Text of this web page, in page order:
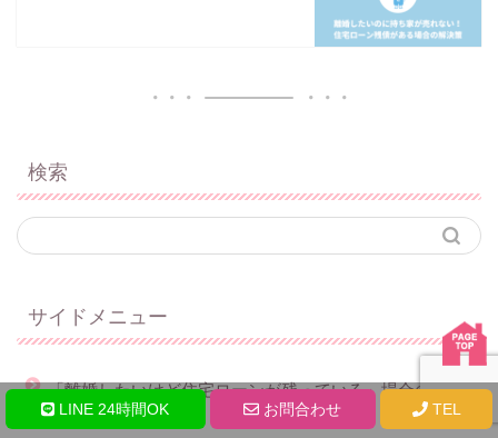
検索
サイドメニュー
「離婚したいけど住宅ローンが残っている」場合の解決
方法
LINE 24時間OK お問合わせ TEL